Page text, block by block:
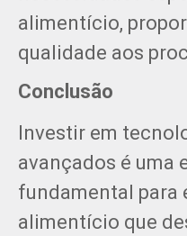
alimentício,
qualidade aos
Conclusão
Investir em
avançados é uma
fundamental para
alimentício que